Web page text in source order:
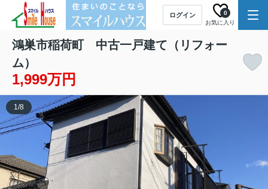
ログイン
お気に入り
0
鴻巣市稲荷町 中古一戸建て（リフォー
ム）
1,999万円
1/8